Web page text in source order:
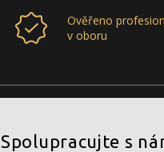
Ověřeno
v oboru
Spolupracujte s